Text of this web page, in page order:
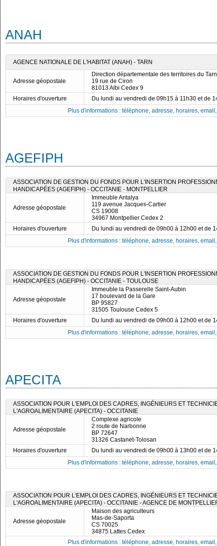
ANAH
AGENCE NATIONALE DE L'HABITAT (ANAH) - TARN
Adresse géopostale
Direction départementale des territoires du Tarn
19 rue de Ciron
81013 Albi Cedex 9
Horaires d'ouverture
Du lundi au vendredi de 09h15 à 11h30 et de
Plus d'informations : téléphone, adresse, horaires,
AGEFIPH
ASSOCIATION DE GESTION DU FONDS POUR L'INSERTION
HANDICAPÉES (AGEFIPH) - OCCITANIE - MONTPELLIER
Adresse géopostale
Immeuble Antalya
119 avenue Jacques-Cartier
CS 19008
34967 Montpellier Cedex 2
Horaires d'ouverture
Du lundi au vendredi de 09h00 à 12h00 et de
Plus d'informations : téléphone, adresse, horaires,
ASSOCIATION DE GESTION DU FONDS POUR L'INSERTION
HANDICAPÉES (AGEFIPH) - OCCITANIE - TOULOUSE
Adresse géopostale
Immeuble la Passerelle Saint-Aubin
17 boulevard de la Gare
BP 95827
31505 Toulouse Cedex 5
Horaires d'ouverture
Du lundi au vendredi de 09h00 à 12h00 et de
Plus d'informations : téléphone, adresse, horaires,
APECITA
ASSOCIATION POUR L'EMPLOI DES CADRES, INGÉNIEURS ET
L'AGROALIMENTAIRE (APECITA) - OCCITANIE
Adresse géopostale
Complexe agricole
2 route de Narbonne
BP 72647
31326 Castanet-Tolosan
Horaires d'ouverture
Du lundi au vendredi de 09h00 à 13h00 et de
Plus d'informations : téléphone, adresse, horaires,
ASSOCIATION POUR L'EMPLOI DES CADRES, INGÉNIEURS ET
L'AGROALIMENTAIRE (APECITA) - OCCITANIE - AGENCE DE
Adresse géopostale
Maison des agriculteurs
Mas-de-Saporta
CS 70025
34875 Lattes Cedex
Plus d'informations : téléphone, adresse, horaires,